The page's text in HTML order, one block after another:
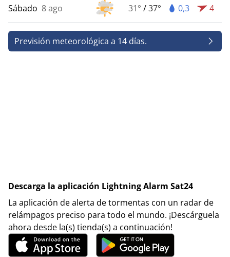
Sábado 8 ago 31° /37° 0,3 4
Previsión meteorológica a 14 días.
Descarga la aplicación Lightning Alarm Sat24
La aplicación de alerta de tormentas con un radar de
relámpagos preciso para todo el mundo. ¡Descárguela
ahora desde la(s) tienda(s) a continuación!